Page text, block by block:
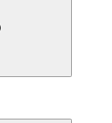
組み（日本）